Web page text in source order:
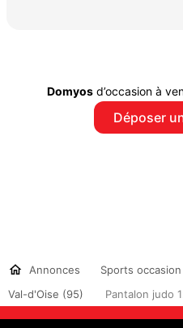
Domyosd’occasion à
Déposer
Annonces Sports occasion
Val-d'Oise (95)
Pantalon judo